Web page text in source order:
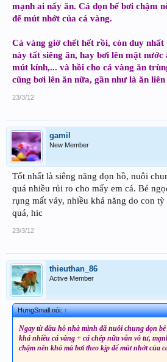
mạnh ai nấy ăn. Cá dọn bể bơi chậm
để mút nhớt của cá vàng.
Cá vàng giờ chết hết rồi, còn duy nhất
này tất siêng ăn, hay bơi lên mặt nước
mút kính,... và hồi cho cá vàng ăn
cũng bơi lên ăn nữa, gần như là ăn liên
23/3/12
gamil
New Member
Tốt nhất là siêng năng dọn hồ, nuôi
quá nhiều rủi ro cho mấy em cá. Bé
rụng mất vảy, nhiều khả năng do con tỳ
quá, hic
23/3/12
thieuthan_86
Active Member
HưngSmall nói:↑
Ngay từ đầu hồ nhà mình đã nuôi chung dọn
khá nhiều cá vàng + cá chép nữa vẫn vô tư,
chậm nên khó mà bơi theo kịp để mút nhớt của